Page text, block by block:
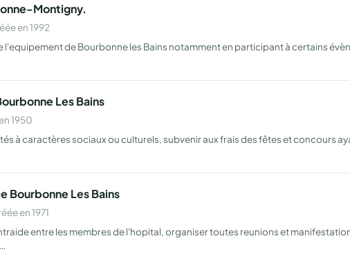
Montigny.
en 1992
l'equipement de Bourbonne les Bains notamment en participant à certains
Les Bains
1950
à caractères sociaux ou culturels, subvenir aux frais des fêtes et concours
Bourbonne Les Bains
en 1971
entre les membres de l'hopital, organiser toutes reunions et